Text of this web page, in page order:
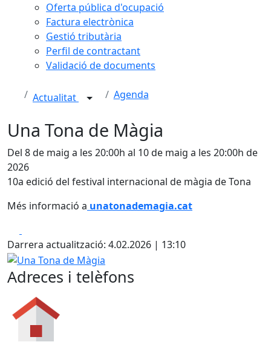
Oferta pública d'ocupació
Factura electrònica
Gestió tributària
Perfil de contractant
Validació de documents
Actualitat Agenda
Una Tona de Màgia
Del 8 de maig a les 20:00h al 10 de maig a les 20:00h de
2026
10a edició del festival internacional de màgia de Tona
Més informació a unatonademagia.cat
Darrera actualització: 4.02.2026 | 13:10
Una Tona de Màgia
Adreces i telèfons